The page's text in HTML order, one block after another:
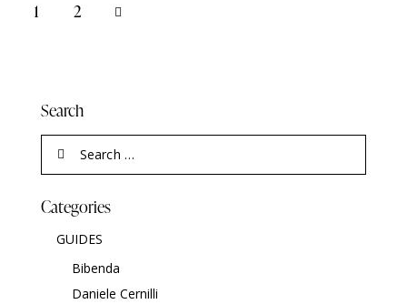
1 2
Search
Categories
GUIDES
Bibenda
Daniele Cernilli